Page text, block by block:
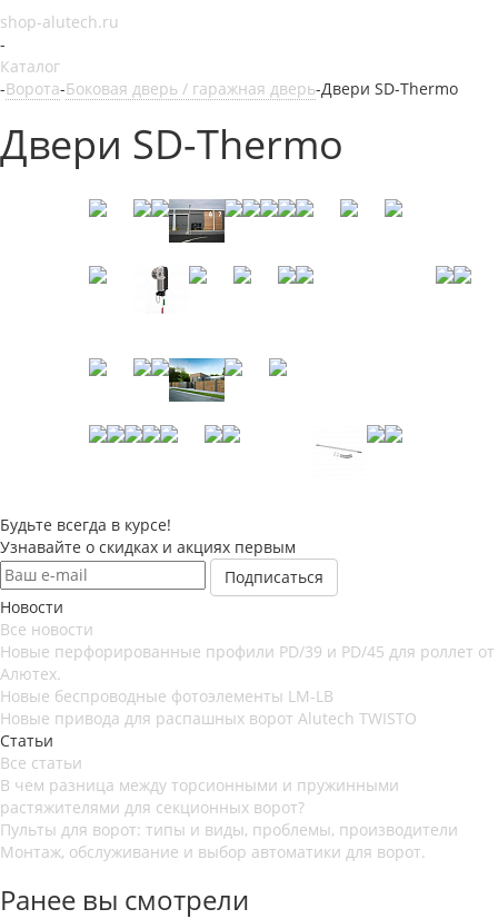
shop-alutech.ru
-
Каталог
-Ворота-Боковая дверь / гаражная дверь-Двери SD-Thermo
Двери SD-Thermo
Будьте всегда в курсе!
Узнавайте о скидках и акциях первым
Новости
Все новости
Новые перфорированные профили PD/39 и PD/45 для роллет от
Алютех.
Новые беспроводные фотоэлементы LM-LB
Новые привода для распашных ворот Alutech TWISTO
Статьи
Все статьи
В чем разница между торсионными и пружинными
растяжителями для секционных ворот?
Пульты для ворот: типы и виды, проблемы, производители
Монтаж, обслуживание и выбор автоматики для ворот.
Ранее вы смотрели